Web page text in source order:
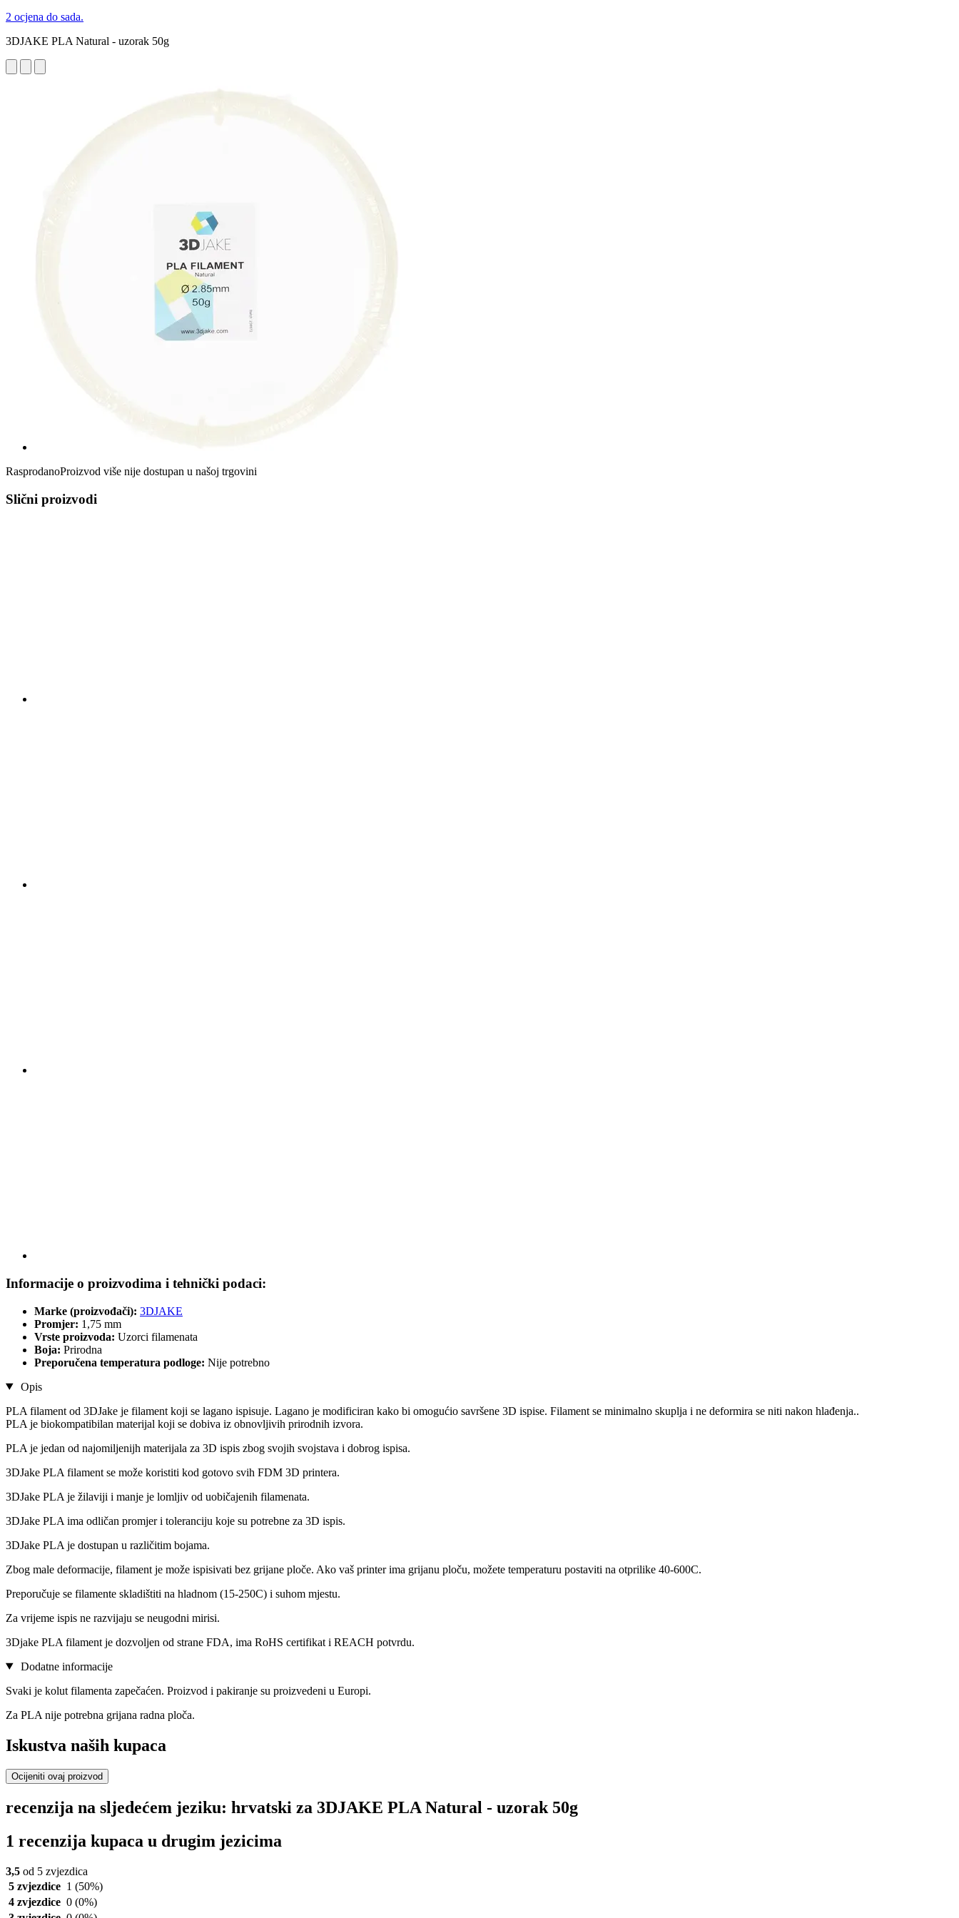
2 ocjena do sada.
3DJAKE PLA Natural - uzorak 50g
RasprodanoProizvod više nije dostupan u našoj trgovini
Slični proizvodi
Informacije o proizvodima i tehnički podaci:
Marke (proizvođači): 3DJAKE
Promjer: 1,75 mm
Vrste proizvoda: Uzorci filamenata
Boja: Prirodna
Preporučena temperatura podloge: Nije potrebno
Opis
PLA filament od 3DJake je filament koji se lagano ispisuje. Lagano je modificiran kako bi omogućio savršene 3D ispise. Filament se minimalno skuplja i ne deformira se niti nakon hlađenja..
PLA je biokompatibilan materijal koji se dobiva iz obnovljivih prirodnih izvora.
PLA je jedan od najomiljenijh materijala za 3D ispis zbog svojih svojstava i dobrog ispisa.
3DJake PLA filament se može koristiti kod gotovo svih FDM 3D printera.
3DJake PLA je žilaviji i manje je lomljiv od uobičajenih filamenata.
3DJake PLA ima odličan promjer i toleranciju koje su potrebne za 3D ispis.
3DJake PLA je dostupan u različitim bojama.
Zbog male deformacije, filament je može ispisivati bez grijane ploče. Ako vaš printer ima grijanu ploču, možete temperaturu postaviti na otprilike 40-600C.
Preporučuje se filamente skladištiti na hladnom (15-250C) i suhom mjestu.
Za vrijeme ispis ne razvijaju se neugodni mirisi.
3Djake PLA filament je dozvoljen od strane FDA, ima RoHS certifikat i REACH potvrdu.
Dodatne informacije
Svaki je kolut filamenta zapečaćen. Proizvod i pakiranje su proizvedeni u Europi.
Za PLA nije potrebna grijana radna ploča.
Iskustva naših kupaca
Ocijeniti ovaj proizvod
recenzija na sljedećem jeziku: hrvatski za 3DJAKE PLA Natural - uzorak 50g
1 recenzija kupaca u drugim jezicima
3,5 od 5 zvjezdica
5 zvjezdice 1 (50%)
4 zvjezdice 0 (0%)